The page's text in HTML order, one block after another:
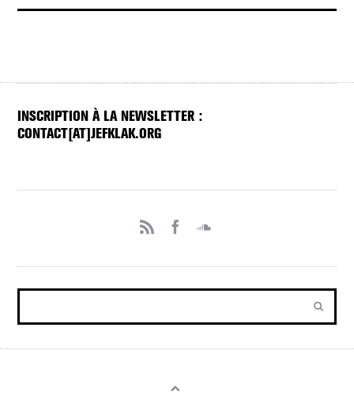
INSCRIPTION À LA NEWSLETTER :
CONTACT[AT]JEFKLAK.ORG